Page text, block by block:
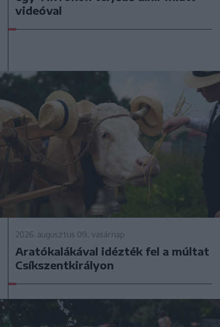
videóval
2026. augusztus 09., vasárnap
Aratókalákával idézték fel a múltat
Csíkszentkirályon